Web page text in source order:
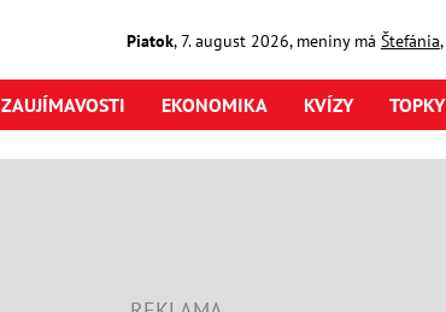
Piatok,7. august2026, meniny má Štefánia
ZAUJÍMAVOSTI EKONOMIKA KVÍZY